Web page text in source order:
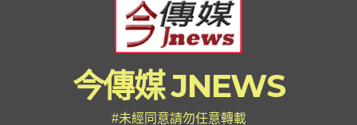
今傳媒 JNEWS
#未經同意請勿任意轉載